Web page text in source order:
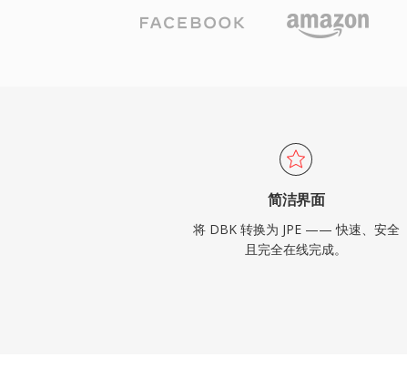
简洁界面
将 DBK 转换为 JPE —— 快速、安全
且完全在线完成。